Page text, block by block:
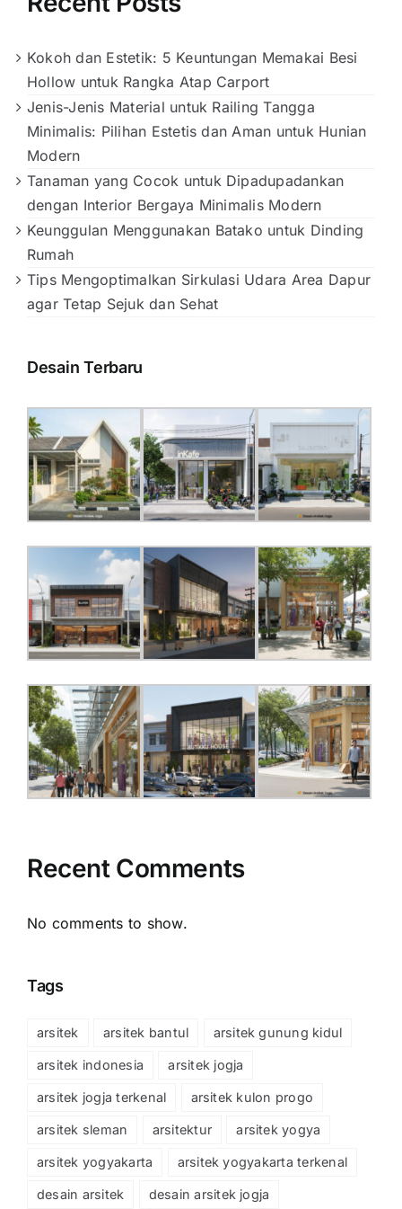
Kokoh dan Estetik: 5 Keuntungan Memakai Besi
Hollow untuk Rangka Atap Carport
Jenis-Jenis Material untuk Railing Tangga
Minimalis: Pilihan Estetis dan Aman untuk Hunian
Modern
Tanaman yang Cocok untuk Dipadupadankan
dengan Interior Bergaya Minimalis Modern
Keunggulan Menggunakan Batako untuk Dinding
Rumah
Tips Mengoptimalkan Sirkulasi Udara Area Dapur
agar Tetap Sejuk dan Sehat
Desain Terbaru
Recent Comments
No comments to show.
Tags
arsitek arsitek bantul arsitek gunung kidul
arsitek indonesia arsitek jogja
arsitek jogja terkenal arsitek kulon progo
arsitek sleman arsitektur arsitek yogya
arsitek yogyakarta arsitek yogyakarta terkenal
desain arsitek desain arsitek jogja